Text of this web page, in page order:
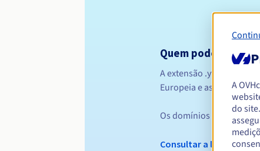
Quem pode registar
A extensão .yt está
Europeia e as empresas
Os domínios com
Consultar a lista dos
A
do